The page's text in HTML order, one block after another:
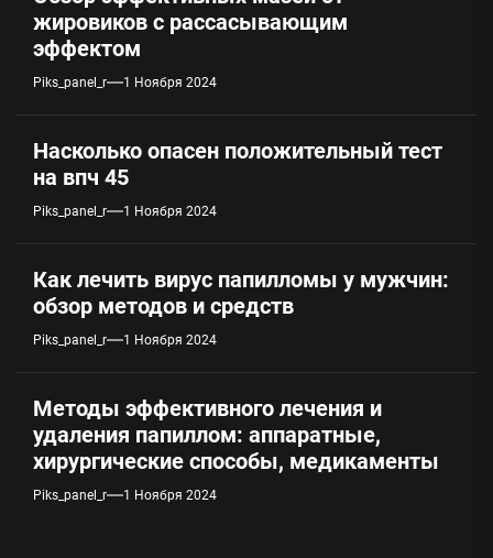
жировиков с рассасывающим
эффектом
Piks_panel_r 1 Ноября 2024
Насколько опасен положительный тест
на впч 45
Piks_panel_r 1 Ноября 2024
Как лечить вирус папилломы у мужчин:
обзор методов и средств
Piks_panel_r 1 Ноября 2024
Методы эффективного лечения и
удаления папиллом: аппаратные,
хирургические способы, медикаменты
Piks_panel_r 1 Ноября 2024